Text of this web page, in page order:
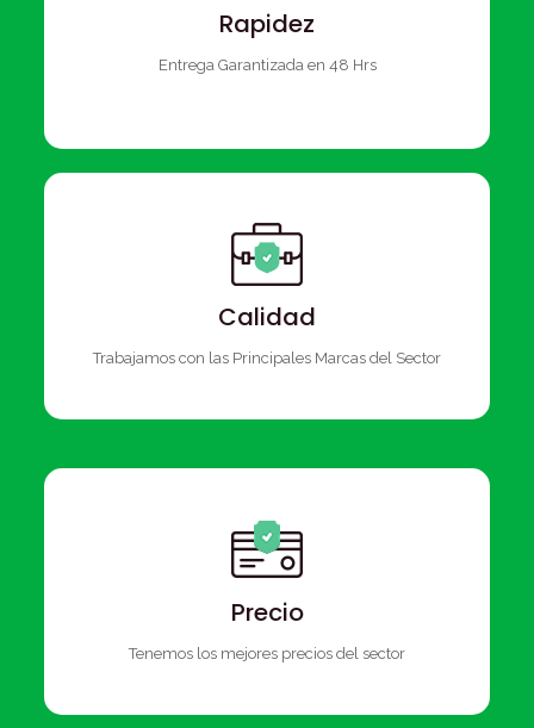
Rapidez
Entrega Garantizada en 48 Hrs
Calidad
Trabajamos con las Principales Marcas del Sector
Precio
Tenemos los mejores precios del sector